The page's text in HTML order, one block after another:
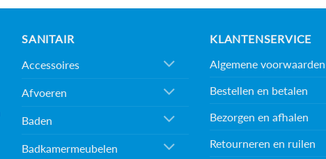
SANITAIR
Accessoires
Afvoeren
Baden
Badkamermeubelen
KLANTENSERVICE
Algemene voorwaarden
Bestellen en betalen
Bezorgen en afhalen
Retourneren en ruilen